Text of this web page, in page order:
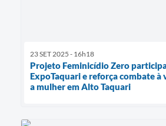
23 SET 2025 - 16h18
Projeto Feminicídio Zero
ExpoTaquari e reforça combate à
a mulher em Alto Taquari